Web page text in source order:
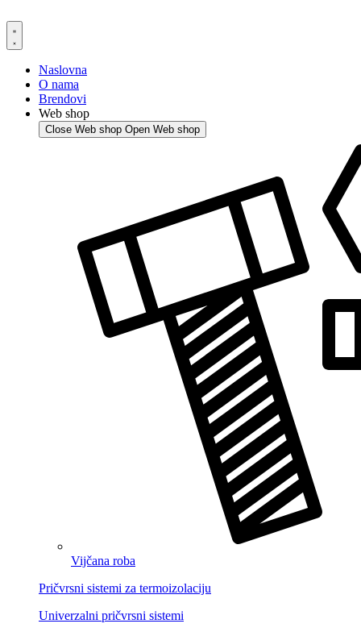
to
content
Naslovna
O nama
Brendovi
Web shop
Close Web shop Open Web shop
Vijčana roba
Pričvrsni sistemi za termoizolaciju
Univerzalni pričvrsni sistemi